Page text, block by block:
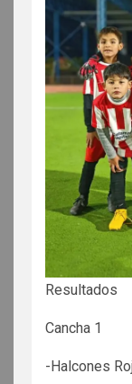
Resultados
Cancha 1
-Halcones